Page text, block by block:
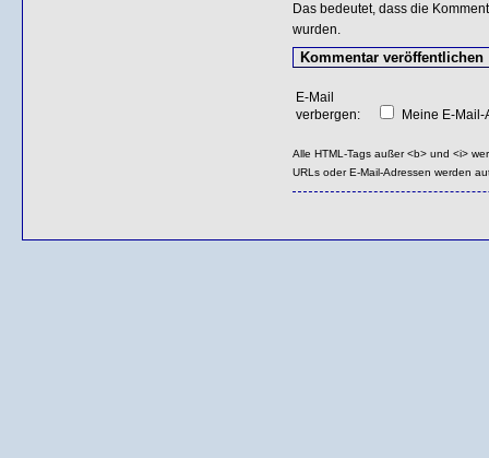
Das bedeutet, dass die
wurden.
E-Mail
verbergen:
Meine E-
Alle HTML-Tags außer <b> und <i>
URLs oder E-Mail-Adressen werden